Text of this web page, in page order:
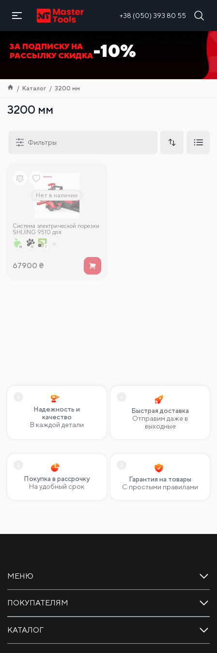
+38 (050) 393 80 55
RU
ЗА ПОДПИСКУ НА
РАССЫЛКУ СКИДКА-10%
Каталог 3200 мм
3200 мм
Фильтры
Нет в наличии
Система электрической порезки
SHIJING 9510 для
крупноформатных плит 3600 мм
с автоманикой
67900 ₴
Надежность и
качество
В каждой детали
Быстрая доставка
Отправим даже в
выходные
Покупка в рассрочку
На удобный срок
Гарантия на товары
С простыми правилами
КАТАЛОГ
ПОКУПАТЕЛЯМ
МЕНЮ